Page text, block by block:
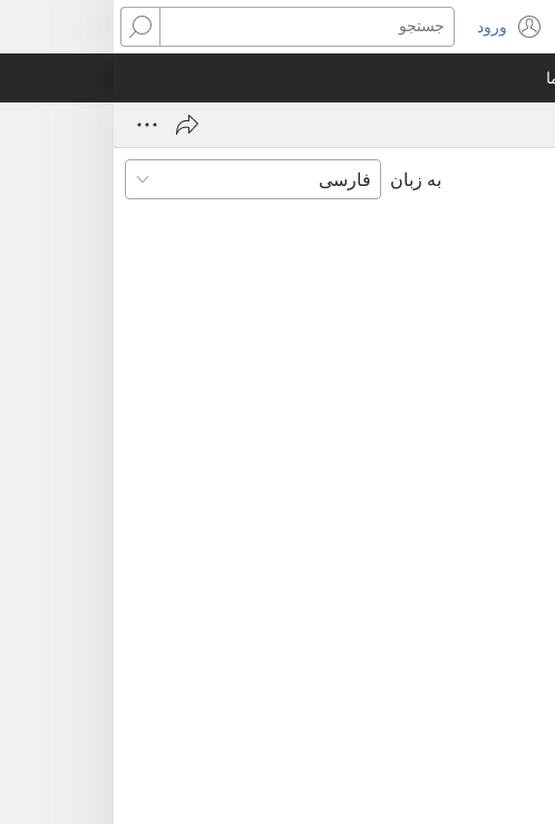
ورود
(پنجره‌ای
جستجو
به زبان